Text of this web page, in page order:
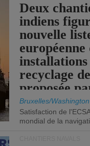
Deux
indiens
nouvelle
européenne
installations
recyclage
proposée
Bruxelles/Washington
Satisfaction de
mondial de la